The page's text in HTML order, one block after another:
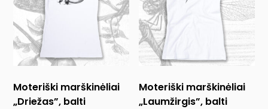
Moteriški marškinėliai
„Driežas”, balti
Moteriški marškinėliai
„Laumžirgis”, balti